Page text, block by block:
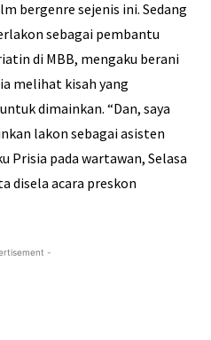
bergenre sejenis ini. Sedang
sebagai pembantu
di MBB, mengaku berani
melihat kisah yang
dimainkan. “Dan, saya
lakon sebagai asisten
Prisia pada wartawan, Selasa
disela acara preskon
-